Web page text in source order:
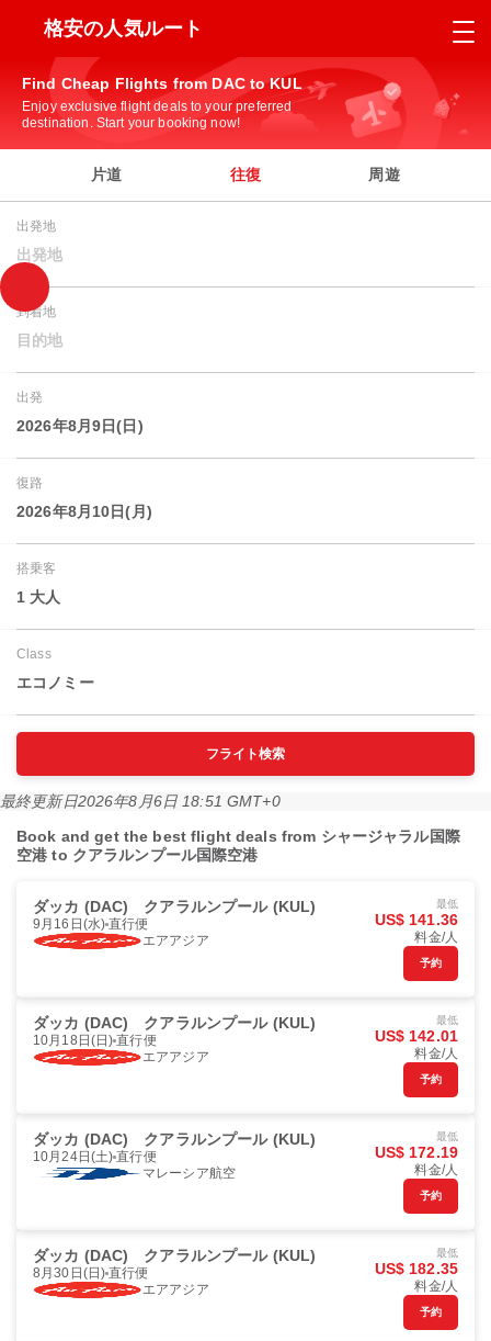
格安の人気ルート
Find Cheap Flights from DAC to KUL
Enjoy exclusive flight deals to your preferred
destination. Start your booking now!
片道 往復 周遊
出発地
出発地
到着地
目的地
出発
2026年8月9日(日)
復路
2026年8月10日(月)
搭乗客
1 大人
Class
エコノミー
フライト検索
最終更新日2026年8月6日 18:51 GMT+0
Book and get the best flight deals from シャージャラル国際
空港 to クアラルンプール国際空港
ダッカ (DAC) クアラルンプール (KUL)
9月16日(水) 直行便
エアアジア
最低
US$ 141.36
料金/人
予約
ダッカ (DAC) クアラルンプール (KUL)
10月18日(日) 直行便
エアアジア
最低
US$ 142.01
料金/人
予約
ダッカ (DAC) クアラルンプール (KUL)
10月24日(土) 直行便
マレーシア航空
最低
US$ 172.19
料金/人
予約
ダッカ (DAC) クアラルンプール (KUL)
8月30日(日) 直行便
エアアジア
最低
US$ 182.35
料金/人
予約